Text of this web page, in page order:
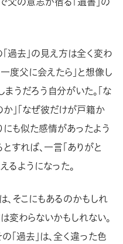
過去」の見え方は全く変わ
度父に会えたら」と想像し
まうだろう自分がいた。「な
」「なぜ彼だけが戸籍か
にも似た感情があったよう
すれば、一言「ありがと
るようになった。
そこにもあるのかもしれ
変わらないかもしれない。
「過去」は、全く違った色